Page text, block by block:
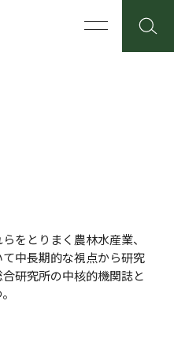
をとりまく農林水産業、
中長期的な視点から研究
研究所の中核的機関誌と